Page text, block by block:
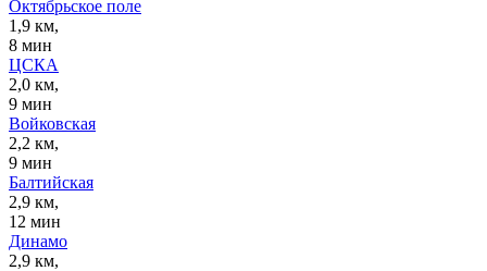
Октябрьское поле
1,9 км,
8 мин
ЦСКА
2,0 км,
9 мин
Войковская
2,2 км,
9 мин
Балтийская
2,9 км,
12 мин
Динамо
2,9 км,